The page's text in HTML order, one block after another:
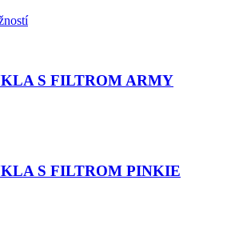
S FILTROM ARMY
S FILTROM PINKIE